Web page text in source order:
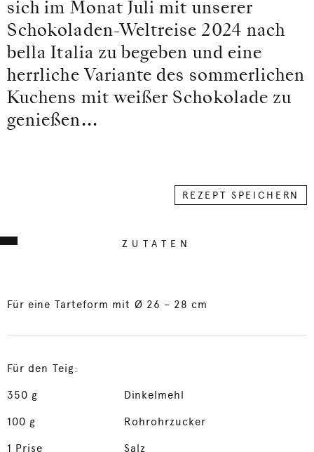
sich im Monat Juli mit unserer
Schokoladen-Weltreise 2024 nach
bella Italia zu begeben und eine
herrliche Variante des sommerlichen
Kuchens mit weißer Schokolade zu
genießen...
REZEPT SPEICHERN
ZUTATEN
Für eine Tarteform mit Ø 26 – 28 cm
Für den Teig:
350 g Dinkelmehl
100 g Rohrohrzucker
1 Prise Salz